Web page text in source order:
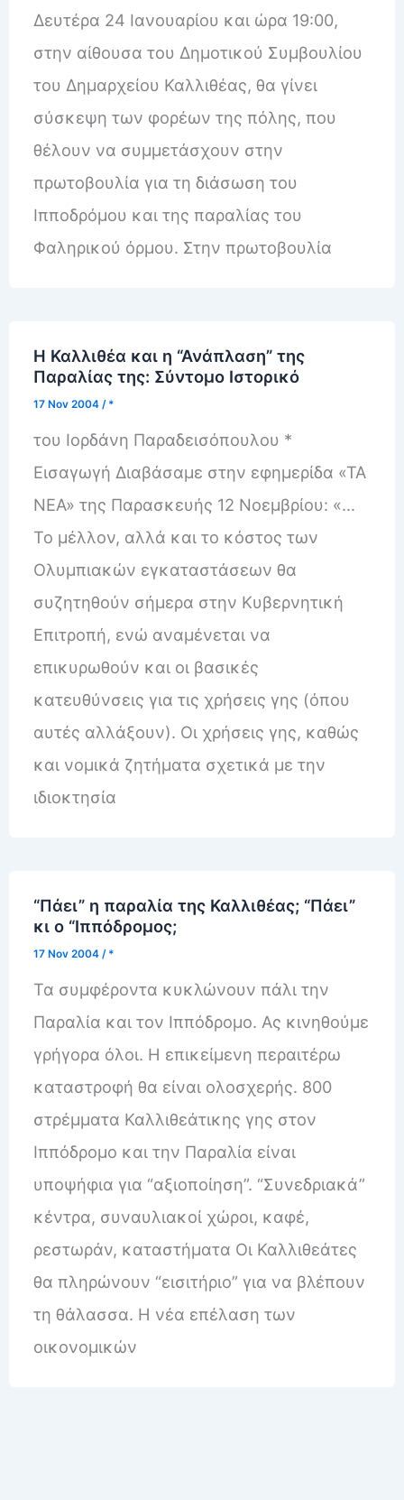
Δευτέρα 24 Ιανουαρίου και ώρα 19:00,
στην αίθουσα του Δημοτικού Συμβουλίου
του Δημαρχείου Καλλιθέας, θα γίνει
σύσκεψη των φορέων της πόλης, που
θέλουν να συμμετάσχουν στην
πρωτοβουλία για τη διάσωση του
Ιπποδρόμου και της παραλίας του
Φαληρικού όρμου. Στην πρωτοβουλία
Η Καλλιθέα και η “Ανάπλαση” της
Παραλίας της: Σύντομο Ιστορικό
17 Nov 2004/ *
του Ιορδάνη Παραδεισόπουλου *
Εισαγωγή Διαβάσαμε στην εφημερίδα «ΤΑ
ΝΕΑ» της Παρασκευής 12 Νοεμβρίου: «…
Το μέλλον, αλλά και το κόστος των
Ολυμπιακών εγκαταστάσεων θα
συζητηθούν σήμερα στην Κυβερνητική
Επιτροπή, ενώ αναμένεται να
επικυρωθούν και οι βασικές
κατευθύνσεις για τις χρήσεις γης (όπου
αυτές αλλάξουν). Οι χρήσεις γης, καθώς
και νομικά ζητήματα σχετικά με την
ιδιοκτησία
“Πάει” η παραλία της Καλλιθέας; “Πάει”
κι ο “Ιππόδρομος;
17 Nov 2004/ *
Τα συμφέροντα κυκλώνουν πάλι την
Παραλία και τον Ιππόδρομο. Ας κινηθούμε
γρήγορα όλοι. Η επικείμενη περαιτέρω
καταστροφή θα είναι ολοσχερής. 800
στρέμματα Καλλιθεάτικης γης στον
Ιππόδρομο και την Παραλία είναι
υποψήφια για “αξιοποίηση”. “Συνεδριακά”
κέντρα, συναυλιακοί χώροι, καφέ,
ρεστωράν, καταστήματα Οι Καλλιθεάτες
θα πληρώνουν “εισιτήριο” για να βλέπουν
τη θάλασσα. Η νέα επέλαση των
οικονομικών